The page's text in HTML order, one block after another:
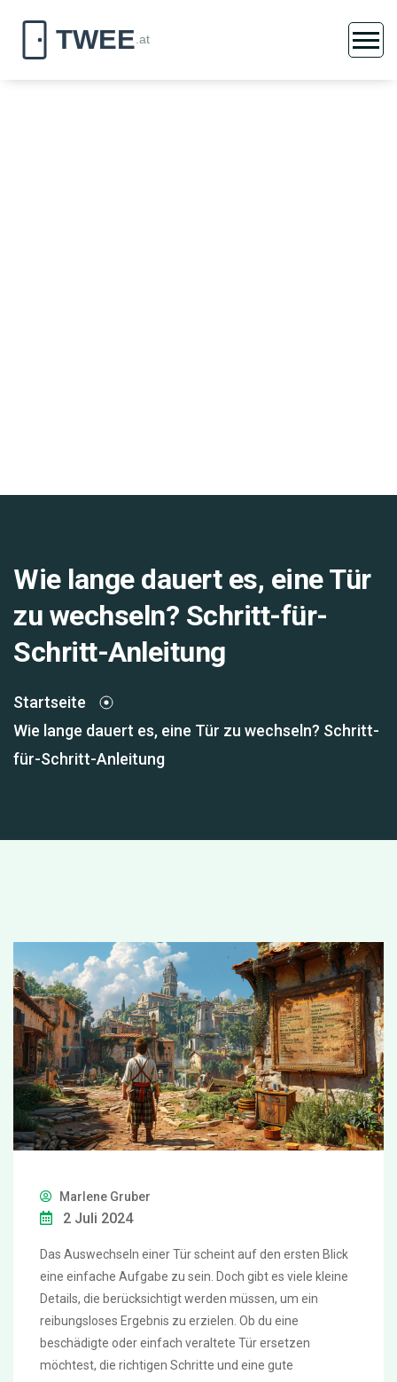
Wie lange dauert es, eine Tür
zu wechseln? Schritt-für-
Schritt-Anleitung
Startseite
Wie lange dauert es, eine Tür zu wechseln? Schritt-
für-Schritt-Anleitung
Marlene Gruber
2 Juli 2024
Das Auswechseln einer Tür scheint auf den ersten Blick
eine einfache Aufgabe zu sein. Doch gibt es viele kleine
Details, die berücksichtigt werden müssen, um ein
reibungsloses Ergebnis zu erzielen. Ob du eine
beschädigte oder einfach veraltete Tür ersetzen
möchtest, die richtigen Schritte und eine gute